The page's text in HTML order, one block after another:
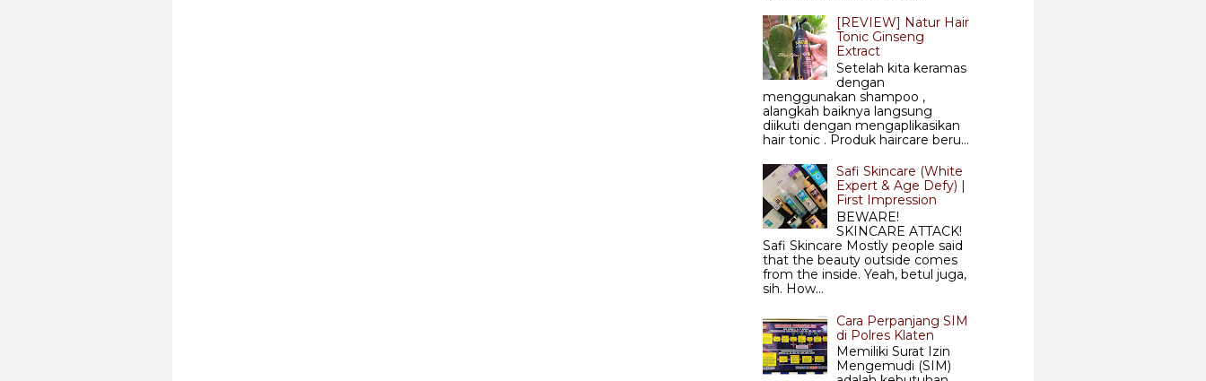
[REVIEW] Natur Hair
Tonic Ginseng
Extract
Setelah kita keramas
dengan
menggunakan shampoo ,
alangkah baiknya langsung
diikuti dengan mengaplikasikan
hair tonic . Produk haircare beru...
Safi Skincare (White
Expert & Age Defy) |
First Impression
BEWARE!
SKINCARE ATTACK!
Safi Skincare Mostly people said
that the beauty outside comes
from the inside. Yeah, betul juga,
sih. How...
Cara Perpanjang SIM
di Polres Klaten
Memiliki Surat Izin
Mengemudi (SIM)